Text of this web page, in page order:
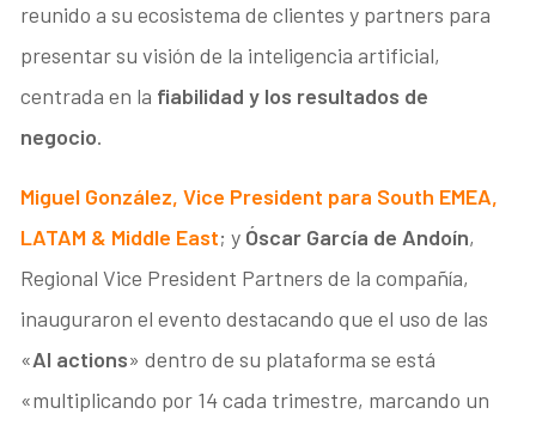
reunido a su ecosistema de clientes y partners para
presentar su visión de la inteligencia artificial,
centrada en la fiabilidad y los resultados de
negocio.
Miguel González, Vice President para South EMEA,
LATAM & Middle East; y Óscar García de Andoín,
Regional Vice President Partners de la compañía,
inauguraron el evento destacando que el uso de las
«AI actions» dentro de su plataforma se está
«multiplicando por 14 cada trimestre, marcando un